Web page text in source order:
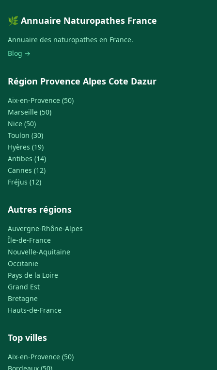
🌿 Annuaire Naturopathes France
Annuaire des naturopathes en France.
Blog →
Région Provence Alpes Cote Dazur
Aix-en-Provence (50)
Marseille (50)
Nice (50)
Toulon (30)
Hyères (19)
Antibes (14)
Cannes (12)
Fréjus (12)
Autres régions
Auvergne-Rhône-Alpes
Île-de-France
Nouvelle-Aquitaine
Occitanie
Pays de la Loire
Grand Est
Bretagne
Hauts-de-France
Top villes
Aix-en-Provence (50)